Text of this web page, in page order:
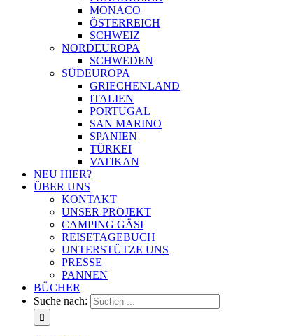
MONACO
ÖSTERREICH
SCHWEIZ
NORDEUROPA
SCHWEDEN
SÜDEUROPA
GRIECHENLAND
ITALIEN
PORTUGAL
SAN MARINO
SPANIEN
TÜRKEI
VATIKAN
NEU HIER?
ÜBER UNS
KONTAKT
UNSER PROJEKT
CAMPING GÄSI
REISETAGEBUCH
UNTERSTÜTZE UNS
PRESSE
PANNEN
BÜCHER
Suche nach: